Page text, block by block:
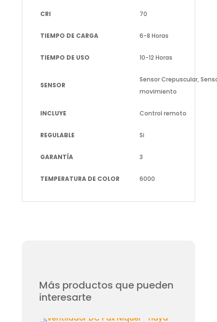
CRI 70
TIEMPO DE CARGA 6-8 Horas
TIEMPO DE USO 10-12 Horas
SENSOR
Sensor Crepuscular,
movimiento
INCLUYE Control remoto
REGULABLE Si
GARANTÍA 3
TEMPERATURA DE COLOR 6000
Más productos que pueden
interesarte